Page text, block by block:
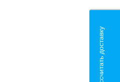
Рассчитать доставку